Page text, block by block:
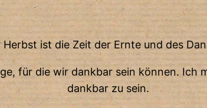
Herbst ist die Zeit der Ernte und des
für die wir dankbar sein können.
dankbar zu sein.